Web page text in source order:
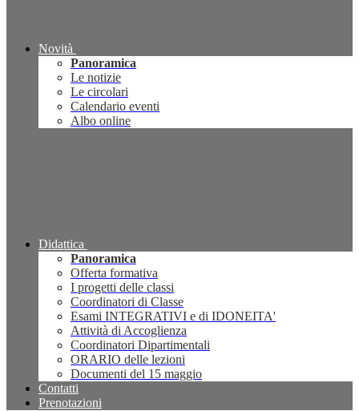
Novità
Panoramica
Le notizie
Le circolari
Calendario eventi
Albo online
Didattica
Panoramica
Offerta formativa
I progetti delle classi
Coordinatori di Classe
Esami INTEGRATIVI e di IDONEITA'
Attività di Accoglienza
Coordinatori Dipartimentali
ORARIO delle lezioni
Documenti del 15 maggio
Contatti
Prenotazioni